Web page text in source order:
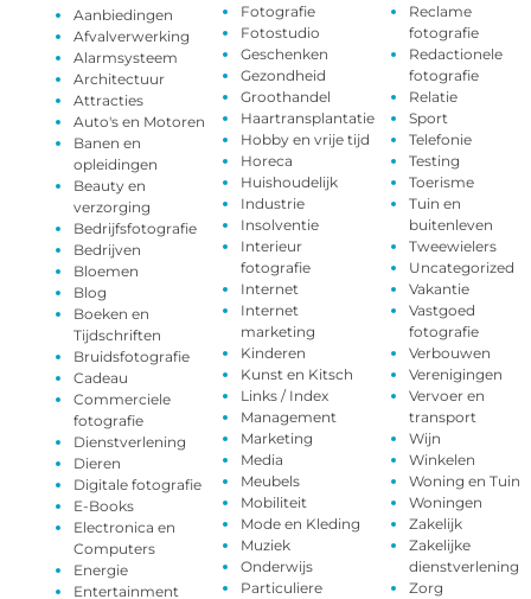
Aanbiedingen
Afvalverwerking
Alarmsysteem
Architectuur
Attracties
Auto's en Motoren
Banen en
opleidingen
Beauty en
verzorging
Bedrijfsfotografie
Bedrijven
Bloemen
Blog
Boeken en
Tijdschriften
Bruidsfotografie
Cadeau
Commerciele
fotografie
Dienstverlening
Dieren
Digitale fotografie
E-Books
Electronica en
Computers
Energie
Entertainment
Fotografie
Fotostudio
Geschenken
Gezondheid
Groothandel
Haartransplantatie
Hobby en vrije tijd
Horeca
Huishoudelijk
Industrie
Insolventie
Interieur
fotografie
Internet
Internet
marketing
Kinderen
Kunst en Kitsch
Links / Index
Management
Marketing
Media
Meubels
Mobiliteit
Mode en Kleding
Muziek
Onderwijs
Particuliere
Reclame
fotografie
Redactionele
fotografie
Relatie
Sport
Telefonie
Testing
Toerisme
Tuin en
buitenleven
Tweewielers
Uncategorized
Vakantie
Vastgoed
fotografie
Verbouwen
Verenigingen
Vervoer en
transport
Wijn
Winkelen
Woning en Tuin
Woningen
Zakelijk
Zakelijke
dienstverlening
Zorg